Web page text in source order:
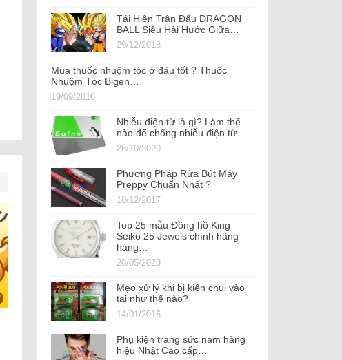
Tái Hiện Trận Đấu DRAGON
BALL Siêu Hài Hước Giữa…
29/12/2018
Mua thuốc nhuộm tóc ở đâu tốt ? Thuốc
Nhuộm Tóc Bigen…
19/09/2016
Nhiễu điện từ là gì? Làm thế
nào để chống nhiễu điện từ…
26/10/2020
Phương Pháp Rửa Bút Máy
Preppy Chuẩn Nhất ?
10/12/2017
Top 25 mẫu Đồng hồ King
Seiko 25 Jewels chính hãng
hàng…
20/05/2023
Mẹo xử lý khi bị kiến chui vào
tai như thế nào?
14/01/2016
Phụ kiện trang sức nam hàng
hiệu Nhật Cao cấp…